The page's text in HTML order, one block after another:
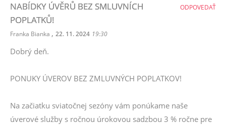
NABÍDKY ÚVĚRŮ BEZ SMLUVNÍCH
POPLATKŮ!
Franka Bianka , 22. 11. 2024 19:30
Dobrý deň.
PONUKY ÚVEROV BEZ ZMLUVNÝCH POPLATKOV!
Na začiatku sviatočnej sezóny vám ponúkame naše
úverové služby s ročnou úrokovou sadzbou 3 % ročne pre
ODPOVEDAŤ